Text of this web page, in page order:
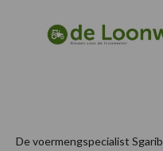
De voermengspecialist